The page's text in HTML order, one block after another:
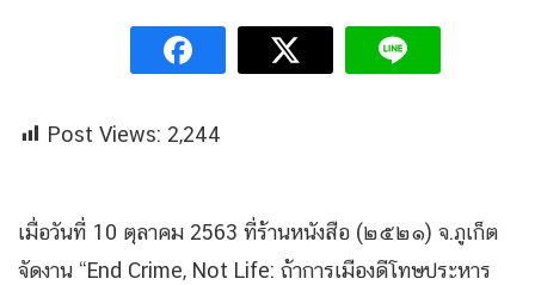
Post Views: 2,244
เมื่อวันที่ 10 ตุลาคม 2563 ที่ร้านหนังสือ (๒๕๒๑) จ.ภูเก็ต
จัดงาน “End Crime, Not Life: ถ้าการเมืองดีโทษประหาร